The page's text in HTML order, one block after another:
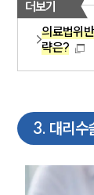
더보기
의료법위
략은?
3. 대리수